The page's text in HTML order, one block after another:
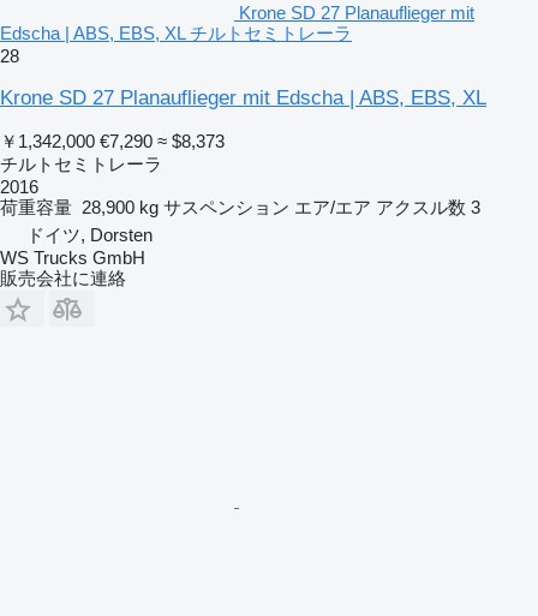
Krone SD 27 Planauflieger mit
Edscha | ABS, EBS, XL チルトセミトレーラ
28
Krone SD 27 Planauflieger mit Edscha | ABS, EBS, XL
￥1,342,000 €7,290 ≈ $8,373
チルトセミトレーラ
2016
荷重容量 28,900 kg サスペンション エア/エア アクスル数 3
ドイツ, Dorsten
WS Trucks GmbH
販売会社に連絡